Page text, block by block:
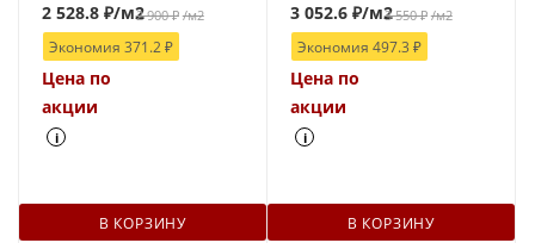
2 900₽ /м2
2 528.8 ₽/м2
Экономия 371.2₽
Цена по
акции
i
В КОРЗИНУ
3 550₽ /м2
3 052.6 ₽/м2
Экономия 497.3 ₽
Цена по
акции
i
В КОРЗИНУ